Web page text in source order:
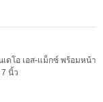
ดโอ เอส-แม็กซ์ พร้อมหน้า
นิ้ว